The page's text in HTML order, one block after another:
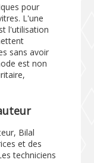
pour
L'une
l'utilisation
sans avoir
est non
Bilal
et des
techniciens